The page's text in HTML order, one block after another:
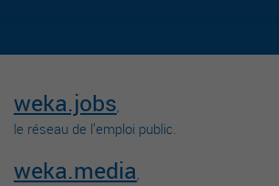
weka.jobs,
le réseau de l’emploi public.
weka.media,